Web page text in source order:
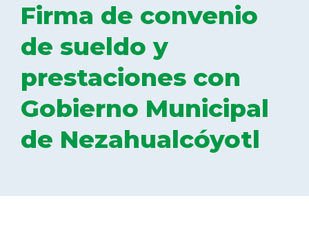
COMITÉ EJECUTIVO
COMISIÓN DE VIGILANCIA
SECCIONES
Firma de convenio
de sueldo y
prestaciones con
Gobierno Municipal
de Nezahualcóyotl